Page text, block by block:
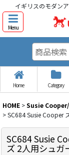
イギリスのモダン
Menu
Home Category
HOME >Susie Cooper/
>SC684 Susie Cooper
SC684 Susie
ズ 2人用シュガ